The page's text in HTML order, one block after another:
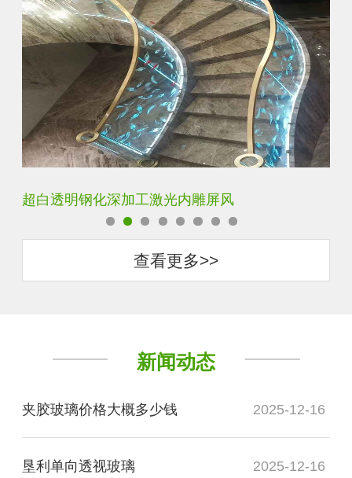
玄关水晶立体雕刻3D激光内雕玻璃
查看更多>>
新闻动态
夹胶玻璃价格大概多少钱 2025-12-16
垦利单向透视玻璃 2025-12-16